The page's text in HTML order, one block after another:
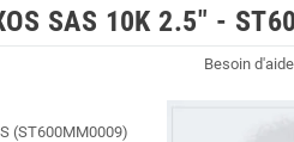
SAS 10K 2.5" -
(ST600MM0009)
Besoin